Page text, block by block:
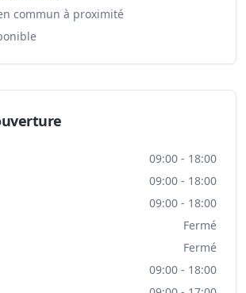
commun à proximité
09:00 - 18:00
09:00 - 18:00
09:00 - 18:00
Fermé
Fermé
09:00 - 18:00